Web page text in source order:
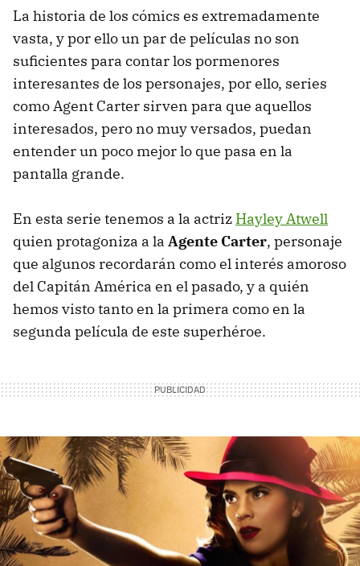
La historia de los cómics es extremadamente
vasta, y por ello un par de películas no son
suficientes para contar los pormenores
interesantes de los personajes, por ello, series
como Agent Carter sirven para que aquellos
interesados, pero no muy versados, puedan
entender un poco mejor lo que pasa en la
pantalla grande.
En esta serie tenemos a la actriz Hayley Atwell
quien protagoniza a la Agente Carter, personaje
que algunos recordarán como el interés amoroso
del Capitán América en el pasado, y a quién
hemos visto tanto en la primera como en la
segunda película de este superhéroe.